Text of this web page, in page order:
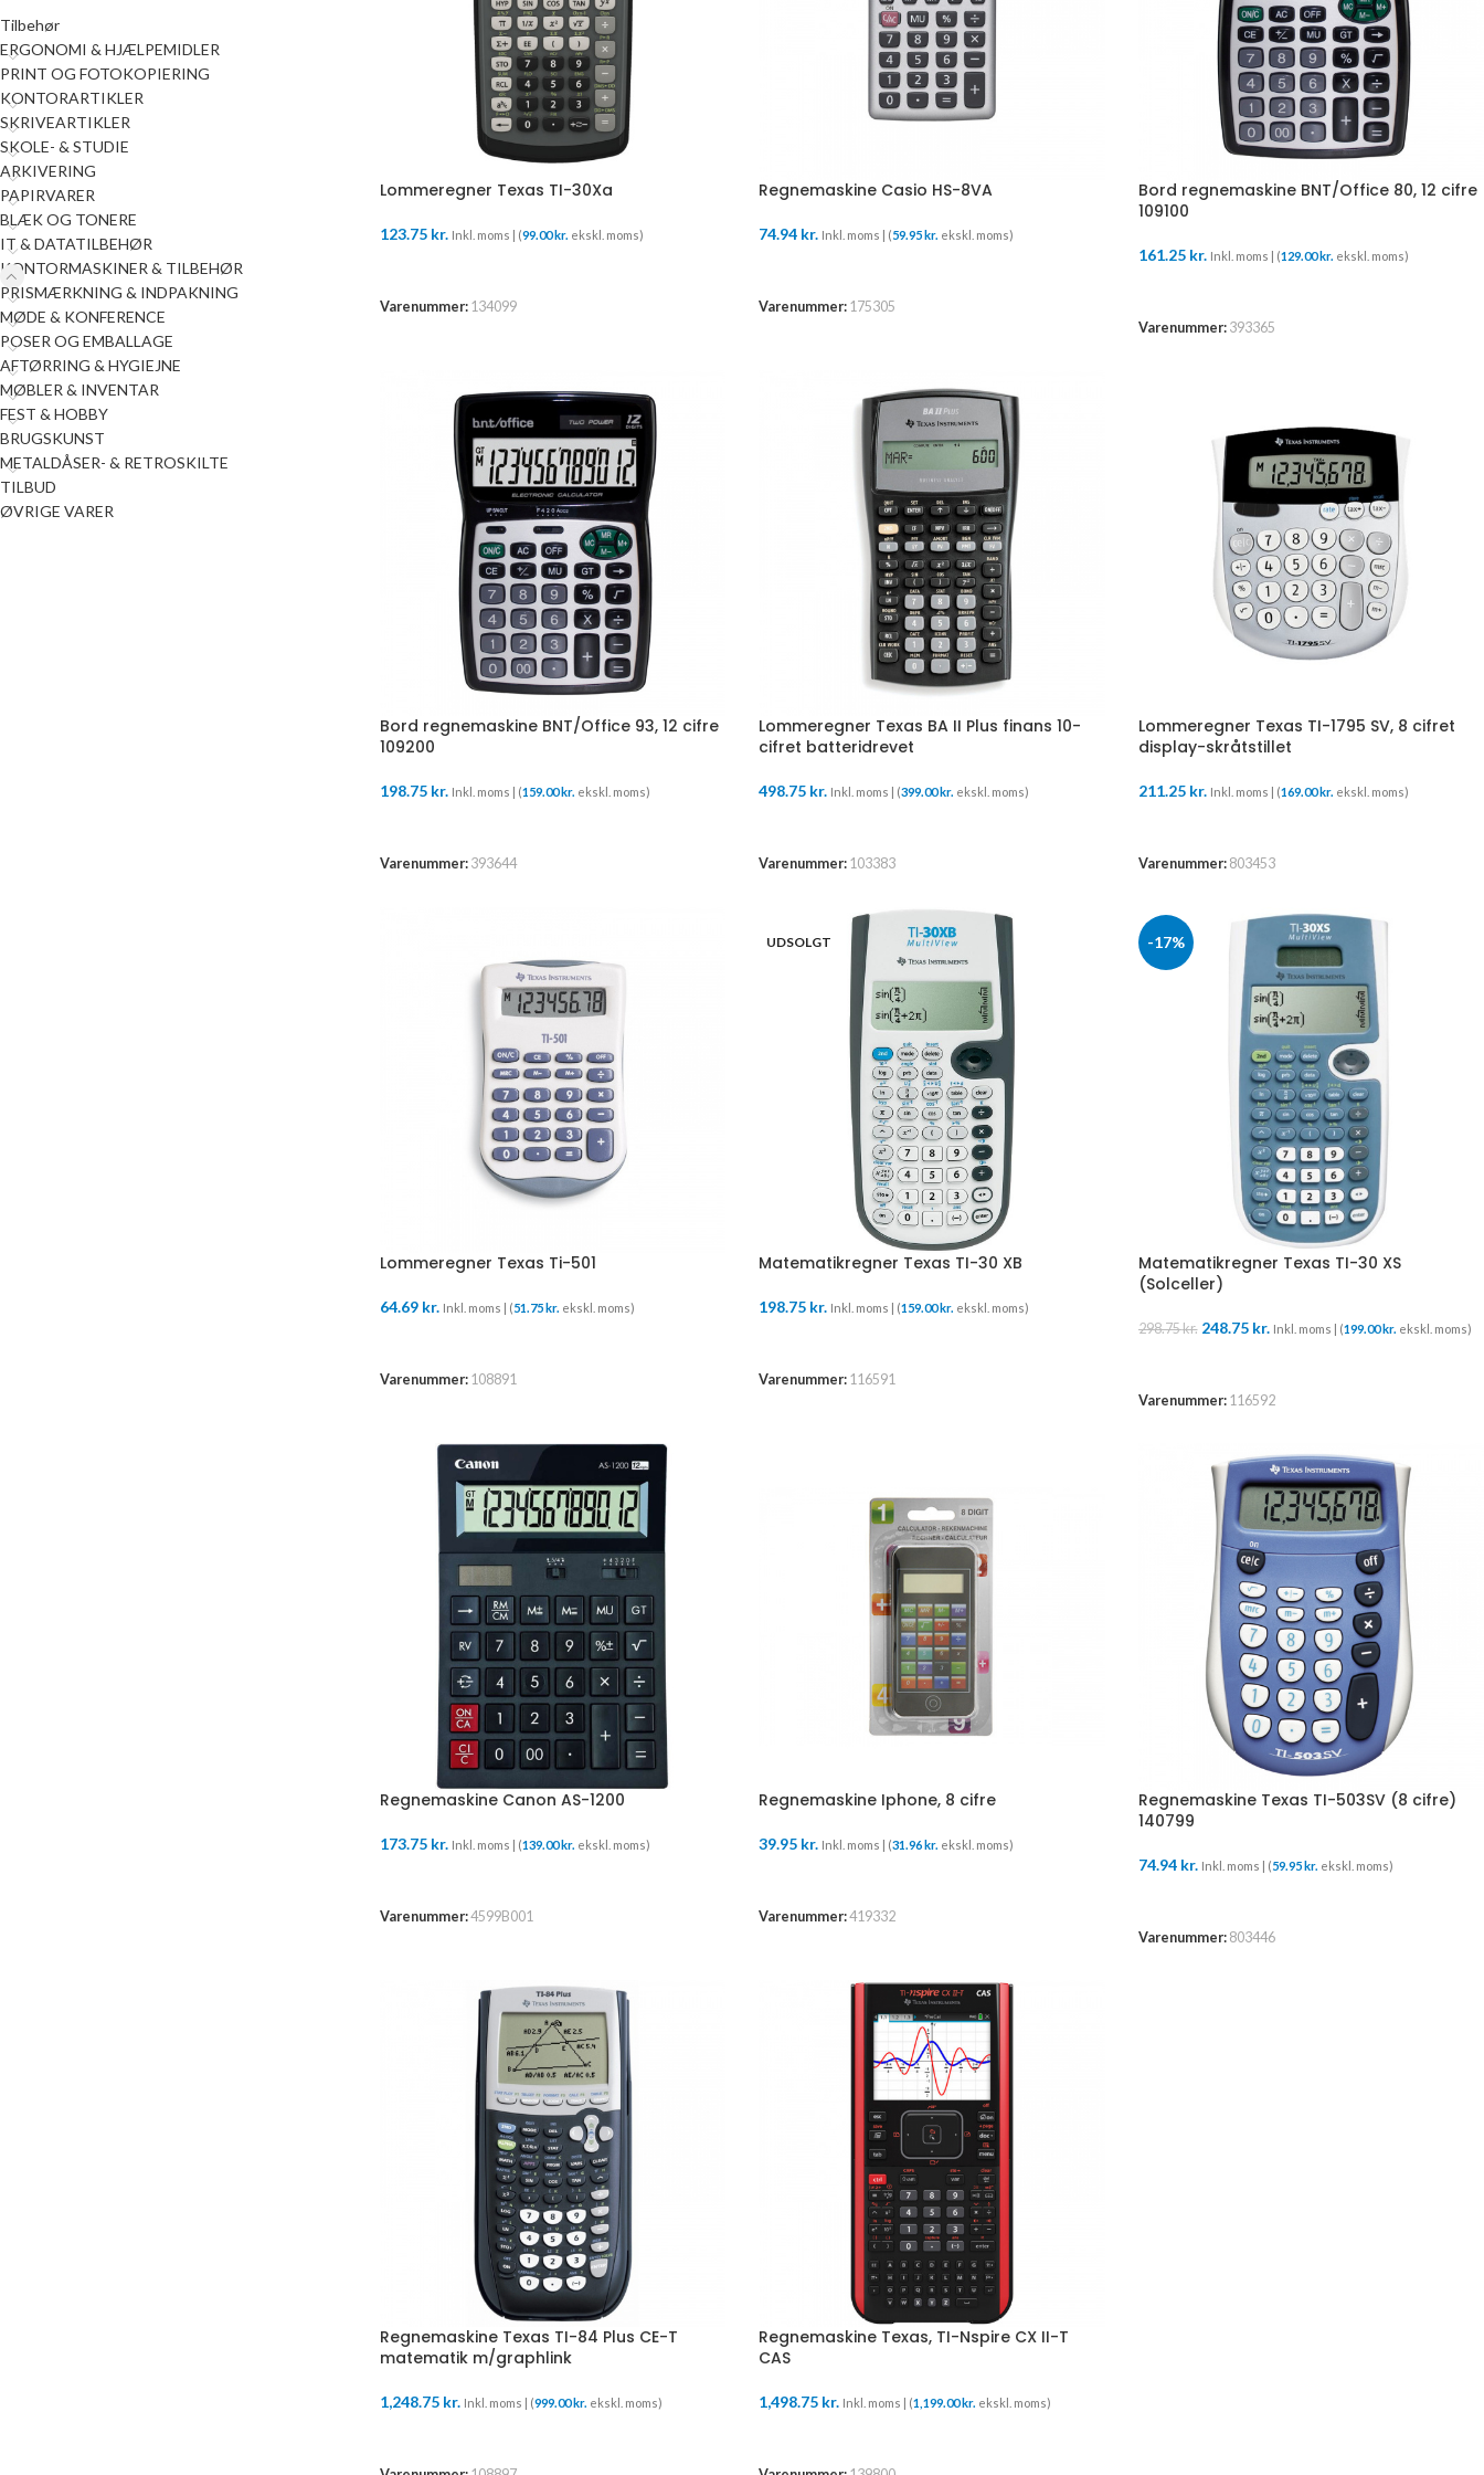
Tilbehør
ERGONOMI & HJÆLPEMIDLER
PRINT OG FOTOKOPIERING
KONTORARTIKLER
SKRIVEARTIKLER
SKOLE- & STUDIE
ARKIVERING
PAPIRVARER
BLÆK OG TONERE
IT & DATATILBEHØR
KONTORMASKINER & TILBEHØR
PRISMÆRKNING & INDPAKNING
MØDE & KONFERENCE
POSER OG EMBALLAGE
AFTØRRING & HYGIEJNE
MØBLER & INVENTAR
FEST & HOBBY
BRUGSKUNST
METALDÅSER- & RETROSKILTE
TILBUD
ØVRIGE VARER
Lommeregner Texas TI-30Xa
123.75 kr. Inkl. moms | (99.00kr. ekskl. moms)
Varenummer: 134099
Regnemaskine Casio HS-8VA
74.94 kr. Inkl. moms | (59.95kr. ekskl. moms)
Varenummer: 175305
Bord regnemaskine BNT/Office 80, 12 cifre
109100
161.25 kr. Inkl. moms | (129.00kr. ekskl. moms)
Varenummer: 393365
Bord regnemaskine BNT/Office 93, 12 cifre
109200
198.75 kr. Inkl. moms | (159.00 kr. ekskl. moms)
Varenummer: 393644
Lommeregner Texas BA II Plus finans 10-
cifret batteridrevet
498.75 kr. Inkl. moms | (399.00 kr. ekskl. moms)
Varenummer: 103383
Lommeregner Texas TI-1795 SV, 8 cifret
display-skråtstillet
211.25 kr. Inkl. moms | (169.00 kr. ekskl. moms)
Varenummer: 803453
Lommeregner Texas Ti-501
64.69 kr. Inkl. moms | (51.75 kr. ekskl. moms)
Varenummer: 108891
UDSOLGT
Matematikregner Texas TI-30 XB
198.75 kr. Inkl. moms | (159.00 kr. ekskl. moms)
Varenummer: 116591
-17%
Matematikregner Texas TI-30 XS
(Solceller)
298.75kr. 248.75 kr. Inkl. moms | (199.00 kr. ekskl. moms)
Varenummer: 116592
Regnemaskine Canon AS-1200
173.75 kr. Inkl. moms | (139.00kr. ekskl. moms)
Varenummer:4599B001
Regnemaskine Iphone, 8 cifre
39.95 kr. Inkl. moms | (31.96kr. ekskl. moms)
Varenummer:419332
Regnemaskine Texas TI-503SV (8 cifre)
140799
74.94 kr. Inkl. moms | (59.95kr. ekskl. moms)
Varenummer: 803446
Regnemaskine Texas TI-84 Plus CE-T
matematik m/graphlink
1,248.75 kr. Inkl. moms | (999.00kr. ekskl. moms)
Regnemaskine Texas, TI-Nspire CX II-T
CAS
1,498.75 kr. Inkl. moms | (1,199.00kr. ekskl. moms)